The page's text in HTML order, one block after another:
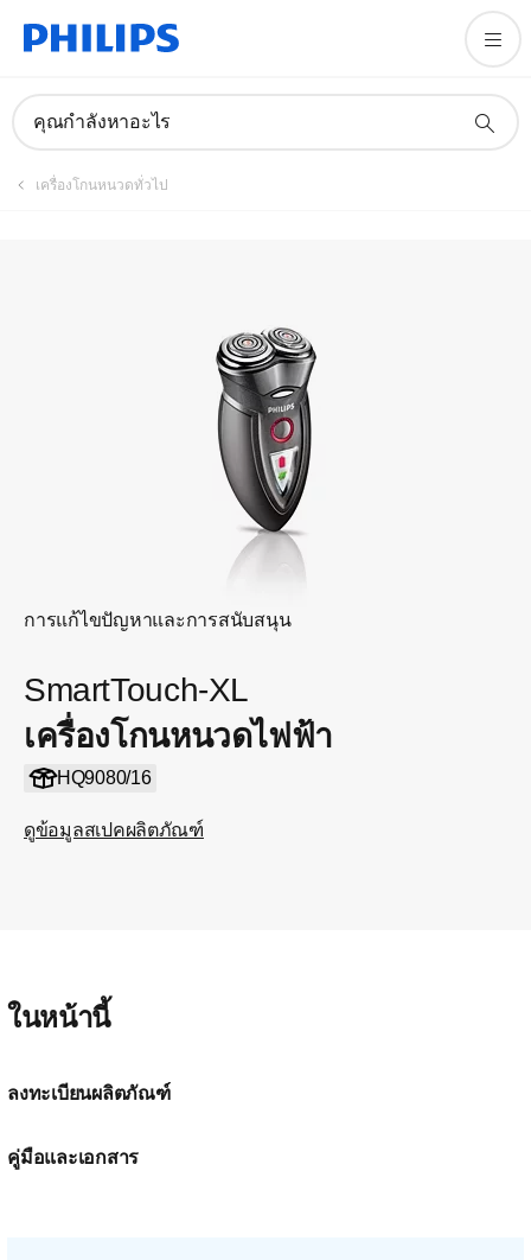
คุณกำลังหาอะไร
เครื่องโกนหนวดทั่วไป
การแก้ไขปัญหาและการสนับสนุน
SmartTouch-XL
เครื่องโกนหนวดไฟฟ้า
HQ9080/16
ดูข้อมูลสเปคผลิตภัณฑ์
ในหน้านี้
ลงทะเบียนผลิตภัณฑ์
คู่มือและเอกสาร